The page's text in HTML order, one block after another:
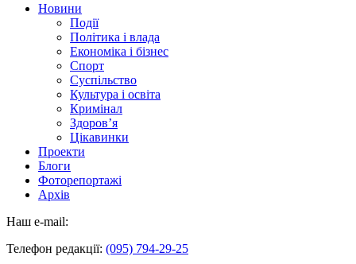
Новини
Події
Політика і влада
Економіка і бізнес
Спорт
Суспільство
Культура і освіта
Кримінал
Здоров’я
Цікавинки
Проекти
Блоги
Фоторепортажі
Архів
Наш e-mail:
Телефон редакції: (095) 794-29-25